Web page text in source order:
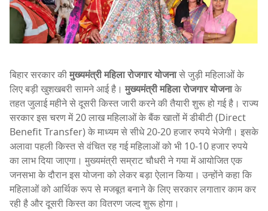
बिहार सरकार कीमुख्यमंत्री महिला रोजगार योजनासे जुड़ी महिलाओं के
लिए बड़ी खुशखबरी सामने आई है।मुख्यमंत्री महिला रोजगार योजनाके
तहत जुलाई महीने से दूसरी किस्त जारी करने की तैयारी शुरू हो गई है। राज्य
सरकार इस चरण में 20 लाख महिलाओं के बैंक खातों में डीबीटी (Direct
Benefit Transfer) के माध्यम से सीधे 20-20 हजार रुपये भेजेगी। इसके
अलावा पहली किस्त से वंचित रह गई महिलाओं को भी 10-10 हजार रुपये
का लाभ दिया जाएगा। मुख्यमंत्री सम्राट चौधरी ने गया में आयोजित एक
जनसभा के दौरान इस योजना को लेकर बड़ा ऐलान किया। उन्होंने कहा कि
महिलाओं को आर्थिक रूप से मजबूत बनाने के लिए सरकार लगातार काम कर
रही है और दूसरी किस्त का वितरण जल्द शुरू होगा।